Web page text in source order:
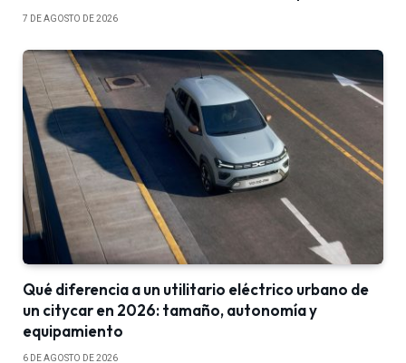
7 DE AGOSTO DE 2026
Qué diferencia a un utilitario eléctrico urbano de
un citycar en 2026: tamaño, autonomía y
equipamiento
6 DE AGOSTO DE 2026